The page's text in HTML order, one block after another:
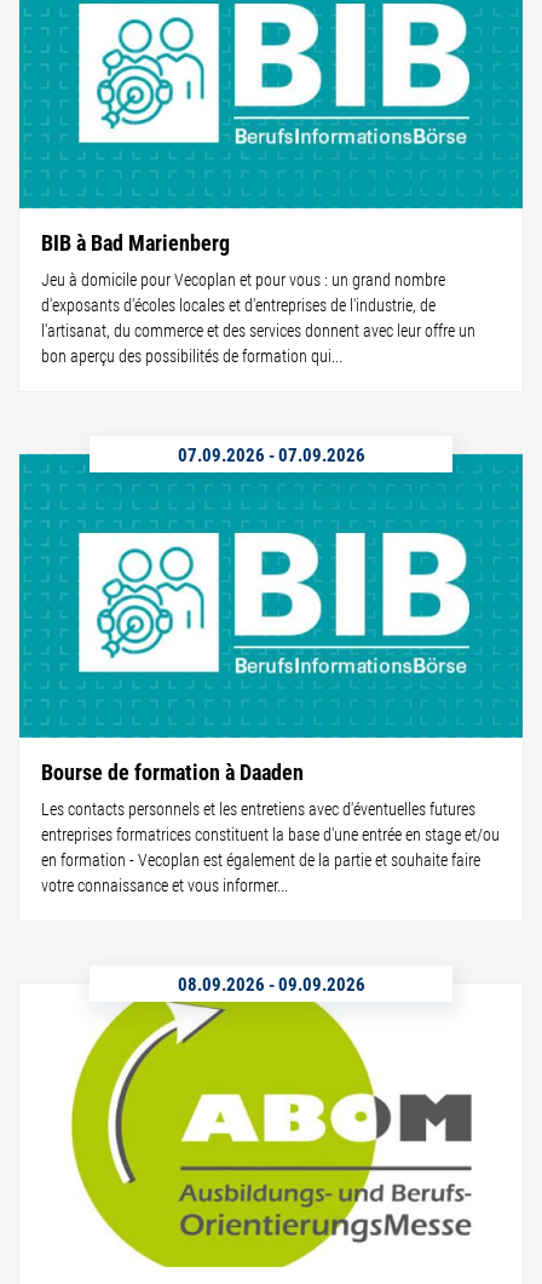
BIB à Bad Marienberg
Jeu à domicile pour Vecoplan et pour vous : un grand nombre
d'exposants d'écoles locales et d'entreprises de l'industrie, de
l'artisanat, du commerce et des services donnent avec leur offre un
bon aperçu des possibilités de formation qui...
07.09.2026 -07.09.2026
Bourse de formation à Daaden
Les contacts personnels et les entretiens avec d'éventuelles futures
entreprises formatrices constituent la base d'une entrée en stage et/ou
en formation - Vecoplan est également de la partie et souhaite faire
votre connaissance et vous informer...
08.09.2026 -09.09.2026